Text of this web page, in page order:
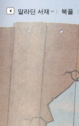
알라딘 서재 ｌ 북플 ｌ